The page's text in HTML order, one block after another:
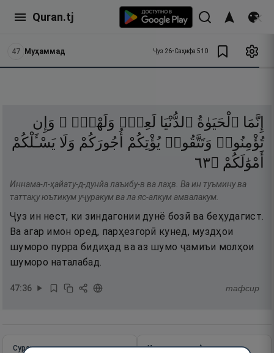
Quran.tj
47 Муҳаммад Ҷуз 26•Саҳифа 510
إِنَّمَا ٱلْحَيَوٰةُ ٱلدُّنْيَا لَعِبٌۭ وَلَهْوٌۭ ۚ وَإِن
تُؤْمِنُوا۟ وَتَتَّقُوا۟ يُؤْتِكُمْ أُجُورَكُمْ وَلَا يَسْـَٔلْكُمْ
أَمْوَٰلَكُمْ ۝٣٦
Иннама-л-ҳайату-д-дунйа лаъибу-в ва лаҳв. Ва ин туъмину ва
таттақу юътикум уҷуракум ва ла яс-алкум амвалакум.
Ҷуз ин нест, ки зиндагонии дунё бозӣ ва беҳудагист.
Ва агар имон оред, парҳезгорӣ кунед, муздҳои
шуморо пурра бидиҳад ва аз шумо ҷамиъи молҳои
шуморо наталабад.
47:36 тафсир
Сураи пурра Идома додан